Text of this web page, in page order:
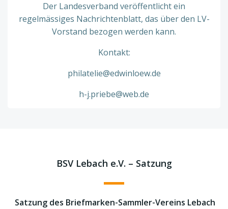
Der Landesverband veröffentlicht ein
regelmässiges Nachrichtenblatt, das über den LV-
Vorstand bezogen werden kann.
Kontakt:
philatelie@edwinloew.de
h-j.priebe@web.de
BSV Lebach e.V. – Satzung
Satzung des Briefmarken-Sammler-Vereins Lebach